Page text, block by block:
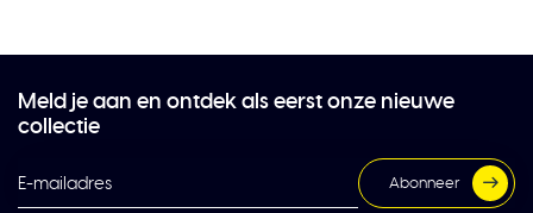
Meld je aan en ontdek als eerst onze nieuwe
collectie
Abonneer